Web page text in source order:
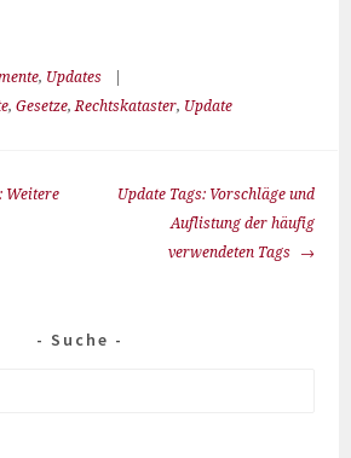
, Updates
,Gesetze,Rechtskataster, Update
Weitere
Update Tags: Vorschläge und
Auflistung der häufig
verwendeten Tags
Suche